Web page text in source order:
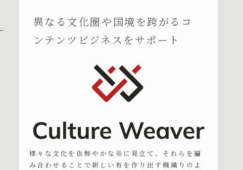
異なる文化圏や国境を跨がるコ
ンテンツビジネスをサポート
様々な文化を色鮮やかな糸に見立て、それらを編
み合わせることで新しい布を作り出す機織りのよ